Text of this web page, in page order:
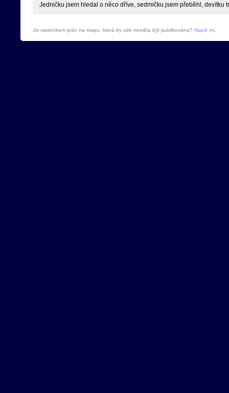
Jedničku jsem hledal o něco dříve, sedmičku jsem přeběhl, devítku
Jsi vlastníkem práv na mapu, která by zde neměla být publikována? Napiš mi.